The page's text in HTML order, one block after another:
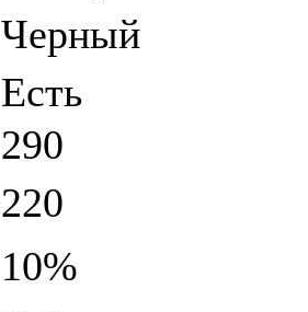
Черный
Есть
290
220
10%